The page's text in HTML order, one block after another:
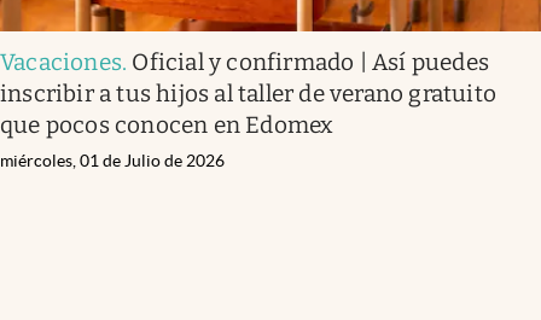
Vacaciones. Oficial y confirmado | Así puedes
inscribir a tus hijos al taller de verano gratuito
que pocos conocen en Edomex
miércoles, 01 de Julio de 2026